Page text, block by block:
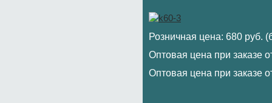
Розничная цена: 680 руб.
Оптовая цена при заказе
Оптовая цена при заказе